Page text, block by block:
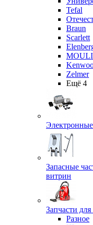
Tefal
Braun
Scarlett
Zelmer
Ещё 4
Запасные
витрин
Запчасти
Разное